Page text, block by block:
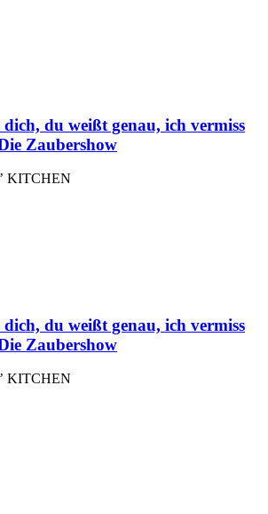
dich, du weißt genau, ich vermiss
Zaubershow
KITCHEN
dich, du weißt genau, ich vermiss
Zaubershow
KITCHEN